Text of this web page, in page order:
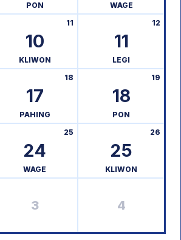
PON WAGE
10
11
KLIWON
11
12
LEGI
17
18
PAHING
18
19
PON
24
25
WAGE
25
26
KLIWON
3 4